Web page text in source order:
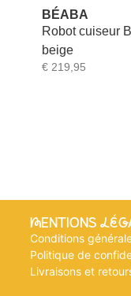
BÉABA
Robot cuiseur
beige
€ 219,95
mENTIONS
Conditions
Politique de
Livraisons et